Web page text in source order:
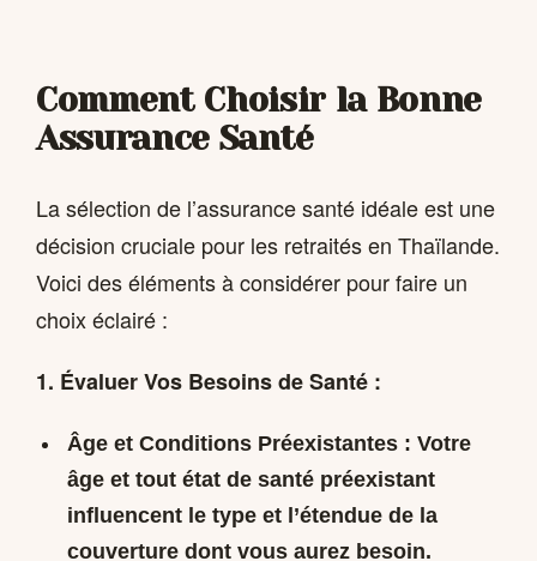
Comment Choisir la Bonne
Assurance Santé
La sélection de l’assurance santé idéale est une
décision cruciale pour les retraités en Thaïlande.
Voici des éléments à considérer pour faire un
choix éclairé :
1. Évaluer Vos Besoins de Santé :
Âge et Conditions Préexistantes : Votre
âge et tout état de santé préexistant
influencent le type et l’étendue de la
couverture dont vous aurez besoin.